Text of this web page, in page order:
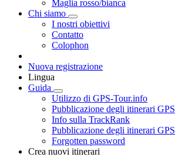
Maglia rosso/bianca
Chi siamo
I nostri obiettivi
Contatto
Colophon
Nuova registrazione
Lingua
Guida
Utilizzo di GPS-Tour.info
Pubblicazione degli itinerari GPS
Info sulla TrackRank
Pubblicazione degli itinerari GPS
Forgotten password
Crea nuovi itinerari